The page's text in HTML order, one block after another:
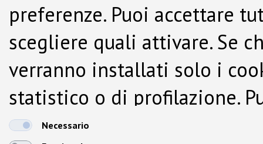
preferenze. Puoi accettare
scegliere quali attivare. Se
verranno installati solo i
statistico o di profilazione.
dalla Cookie Policy.
Necessario